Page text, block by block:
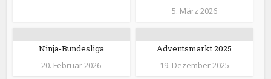
5. März 2026
Ninja-Bundesliga
20. Februar 2026
Adventsmarkt 2025
19. Dezember 2025